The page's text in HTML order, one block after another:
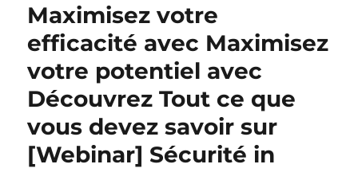
Maximisez votre
efficacité avec Maximisez
votre potentiel avec
Découvrez Tout ce que
vous devez savoir sur
[Webinar] Sécurité in